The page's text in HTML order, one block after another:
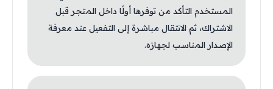
المستخدم التأكد من توفرها أولًا داخل المتجر قبل
الاشتراك، ثم الانتقال مباشرة إلى التفعيل عند معرفة
الإصدار المناسب لجهازه.